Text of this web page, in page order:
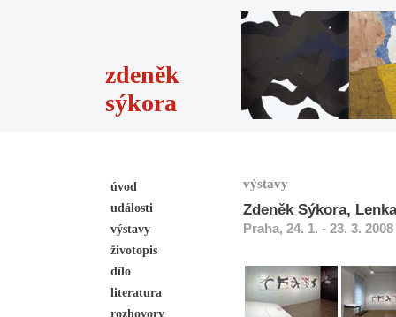
zdeněk
sýkora
úvod
události
výstavy
životopis
dílo
literatura
rozhovory
výstavy
Zdeněk Sýkora,
Praha, 24. 1. - 23. 3. 2008